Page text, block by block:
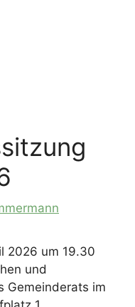
2026 um 19.30
und
Gemeinderats im